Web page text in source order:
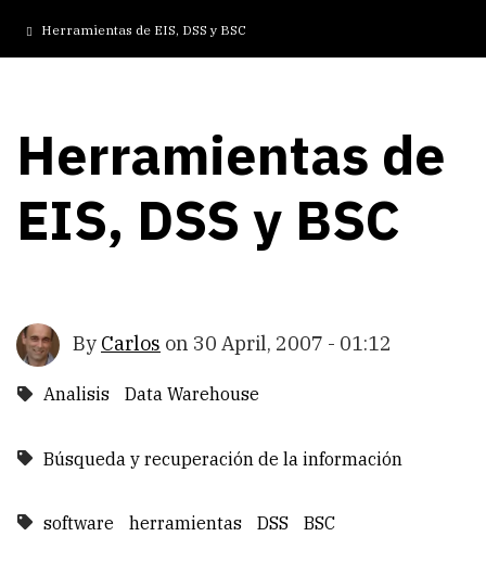
Herramientas de EIS, DSS y BSC
Herramientas de
EIS, DSS y BSC
By Carlos on 30 April, 2007 - 01:12
Analisis Data Warehouse
Búsqueda y recuperación de la información
software herramientas DSS BSC